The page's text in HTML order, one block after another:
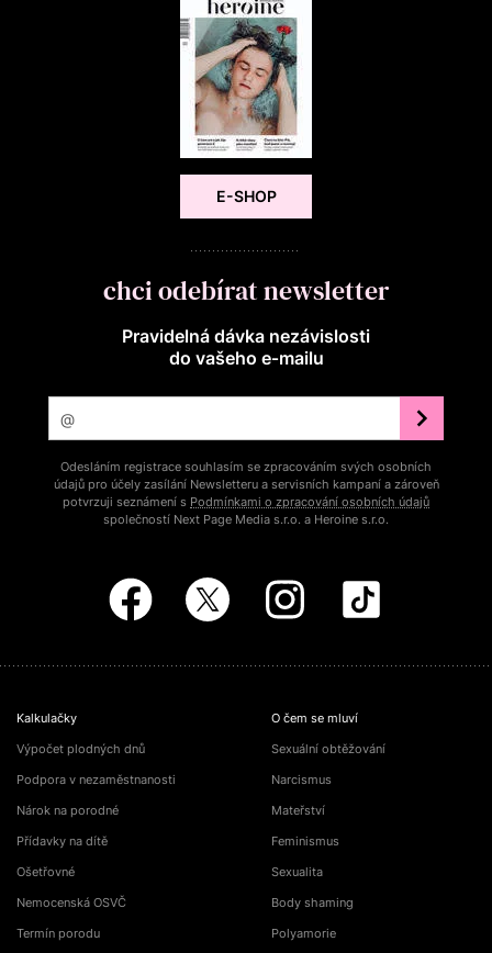
E-SHOP
chci odebírat newsletter
Pravidelná dávka nezávislosti
do vašeho e‑mailu
Odesláním registrace souhlasím se zpracováním svých osobních
údajů pro účely zasílání Newsletteru a servisních kampaní a zároveň
potvrzuji seznámení s Podmínkami o zpracování osobních údajů
společností Next Page Media s.r.o. a Heroine s.r.o.
Kalkulačky
Výpočet plodných dnů
Podpora v nezaměstnanosti
Nárok na porodné
Přídavky na dítě
Ošetřovné
Nemocenská OSVČ
Termín porodu
O čem se mluví
Sexuální obtěžování
Narcismus
Mateřství
Feminismus
Sexualita
Body shaming
Polyamorie